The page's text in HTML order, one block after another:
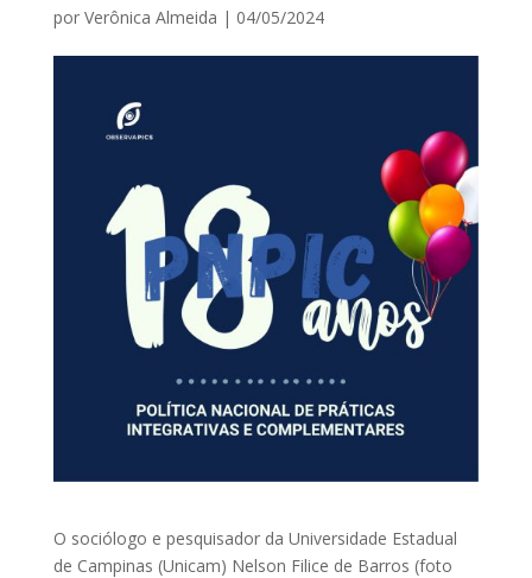
por Verônica Almeida | 04/05/2024
O sociólogo e pesquisador da Universidade Estadual
de Campinas (Unicam) Nelson Filice de Barros (foto